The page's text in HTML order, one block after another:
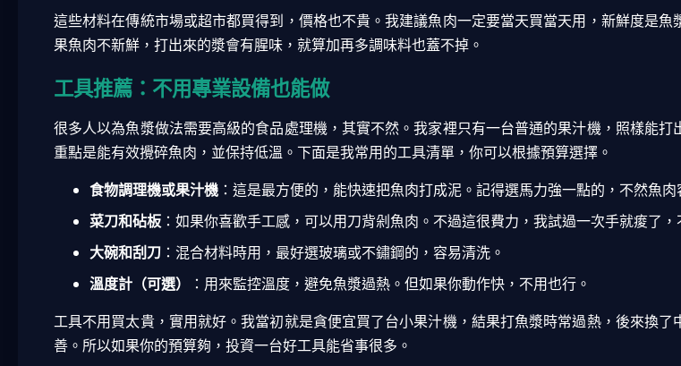
這些材料在傳統市場或超市都買得到，價格也不貴。我建議魚肉一定要當天買當天用，新鮮度是魚
果魚肉不新鮮，打出來的漿會有腥味，就算加再多調味料也蓋不掉。
工具推薦：不用專業設備也能做
很多人以為魚漿做法需要高級的食品處理機，其實不然。我家裡只有一台普通的果汁機，照樣能打
重點是能有效攪碎魚肉，並保持低溫。下面是我常用的工具清單，你可以根據預算選擇。
食物調理機或果汁機 ：這是最方便的，能快速把魚肉打成泥。記得選馬力強一點的，不然魚肉
菜刀和砧板：如果你喜歡手工感，可以用刀背剁魚肉。不過這很費力，我試過一次手就痠了，
大碗和刮刀 ：混合材料時用，最好選玻璃或不鏽鋼的，容易清洗。
溫度計（可選）
：用來監控溫度，避免魚漿過熱。但如果你動作快，不用也行。
工具不用買太貴，實用就好。我當初就是貪便宜買了台小果汁機，結果打魚漿時常過熱，後來換了
善。所以如果你的預算夠，投資一台好工具能省事很多。